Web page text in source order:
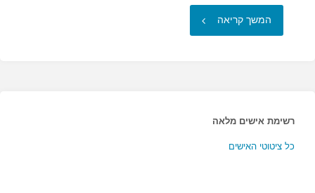
המשך קריאה "נניח
רשימת אישים מלאה
כל ציטוטי האישים